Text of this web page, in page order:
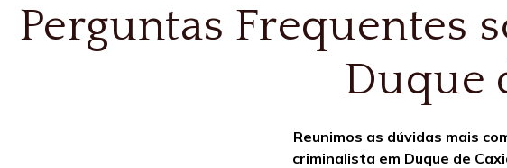
Perguntas Frequentes
Duque
Reunimos as dúvidas mais
criminalista em Duque de